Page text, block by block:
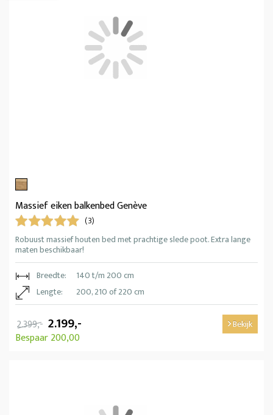
Massief eiken balkenbed Genève
(3)
Robuust massief houten bed met prachtige slede poot. Extra lange
maten beschikbaar!
Breedte:
140 t/m 200 cm
Lengte:
200, 210 of 220 cm
2.399,- 2.199,-
Bespaar 200,00
Bekijk